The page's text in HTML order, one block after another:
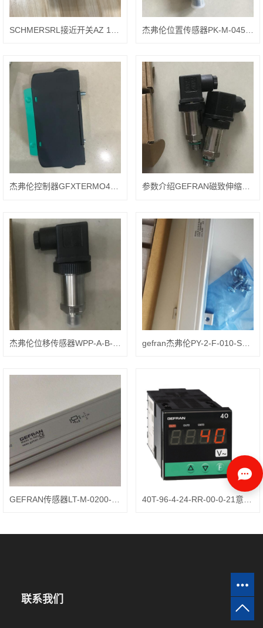
杰弗伦控制器GFXTERMO4-D-0-E4效果图 参数介绍GEFRAN磁致伸缩传感器WRG-A-A-0300-E-1
gefran杰弗伦PY-2-F-010-S05M位移传感器
GEFRAN传感器LT-M-0200-S-XL0202工作介质 40T-96-4-24-RR-00-0-21意大利gefran的控制器
联系我们